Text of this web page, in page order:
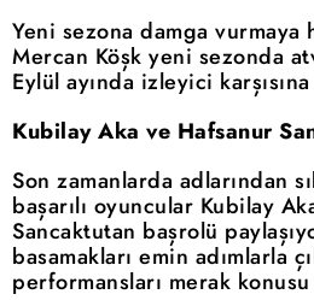
Yeni sezona damga vurmaya
Mercan Köşk yeni sezonda
Eylül ayında izleyici
Kubilay Aka ve Hafsanur
Son zamanlarda adlarından
başarılı oyuncular Kubilay
Sancaktutan başrolü
basamakları emin adımlarla
performansları merak